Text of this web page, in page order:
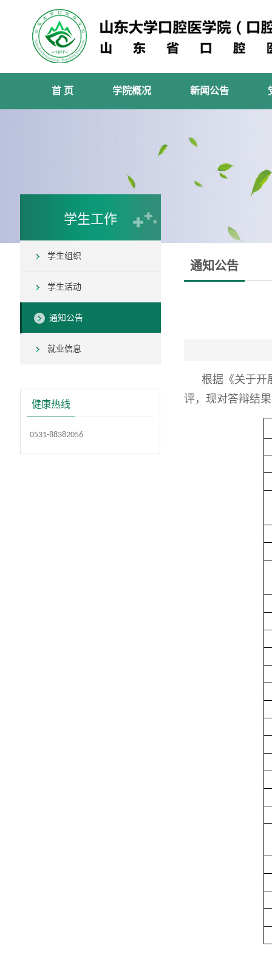
首 页 学院概况 新闻公告
学生工作
学生组织
学生活动
通知公告
就业信息
健康热线
0531-88382056
通知公告
根据《关于开
评，现对答辩结